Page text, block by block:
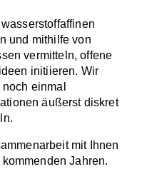
und mithilfe von
vermitteln, offene
initiieren. Wir
einmal
äußerst diskret
mit Ihnen
Jahren.